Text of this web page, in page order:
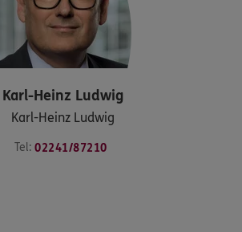
Karl-Heinz Ludwig
Karl-Heinz Ludwig
Tel: 02241/87210